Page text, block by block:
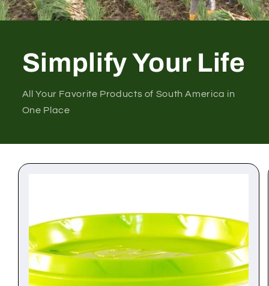
Simplify Your Life
All Your Favorite Products of South America in
One Place